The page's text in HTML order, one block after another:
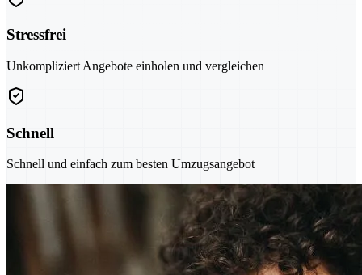
Stressfrei
Unkompliziert Angebote einholen und vergleichen
Schnell
Schnell und einfach zum besten Umzugsangebot